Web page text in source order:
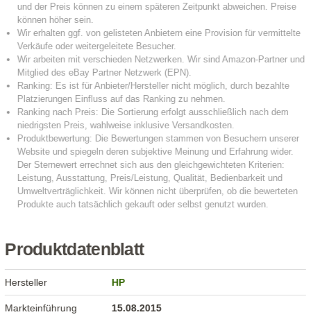
Produktdatenblatt
Hersteller HP
Markteinführung 15.08.2015